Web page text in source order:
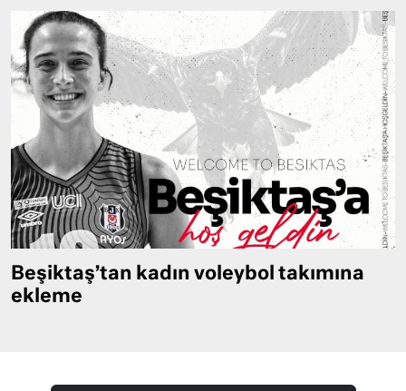
Beşiktaş’tan kadın voleybol takımına
ekleme